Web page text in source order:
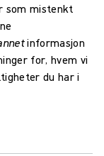
som mistenkt
informasjon
for, hvem vi
du har i